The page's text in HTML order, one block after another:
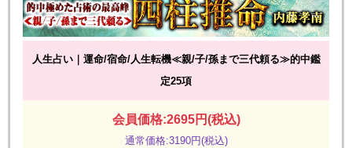
人生占い｜運命/宿命/人生転機≪親/子/孫まで三代頼る≫的中鑑
定25項
会員価格:2695円(税込)
通常価格:3190円(税込)